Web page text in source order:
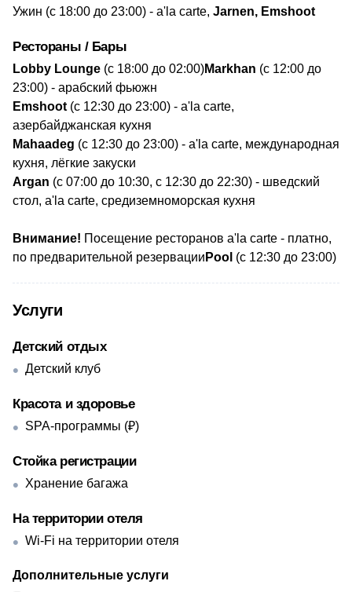
Ужин (с 18:00 до 23:00) - a'la carte, Jarnen, Emshoot
Рестораны / Бары
​Lobby Lounge (с 18:00 до 02:00)Markhan (с 12:00 до
23:00) - арабский фьюжн
Emshoot (с 12:30 до 23:00) - a'la carte,
азербайджанская кухня
Mahaadeg (с 12:30 до 23:00) - a'la carte, международная
кухня, лёгкие закуски
​Argan (с 07:00 до 10:30, с 12:30 до 22:30) - шведский
стол, a'la carte, средиземноморская кухня
Внимание! Посещение ресторанов a'la carte - платно,
по предварительной резервации ​Pool (с 12:30 до 23:00)
Услуги
Детский отдых
Детский клуб
Красота и здоровье
SPA-программы (₽)
Стойка регистрации
Хранение багажа
На территории отеля
Wi-Fi на территории отеля
Дополнительные услуги